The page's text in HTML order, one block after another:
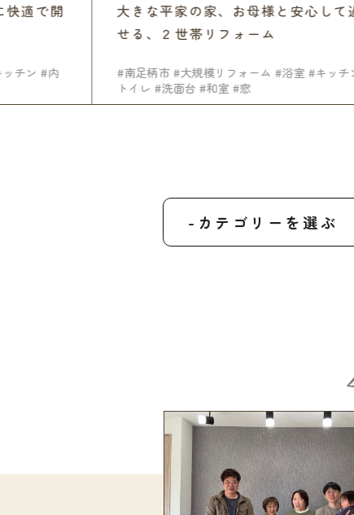
適で開
ン #内
大きな平家の家、お母様と安心して過
せる、２世帯リフォーム
#南足柄市 #大規模リフォーム #浴室 #キッチン
トイレ #洗面台 #和室 #窓
-カテゴリーを選ぶ